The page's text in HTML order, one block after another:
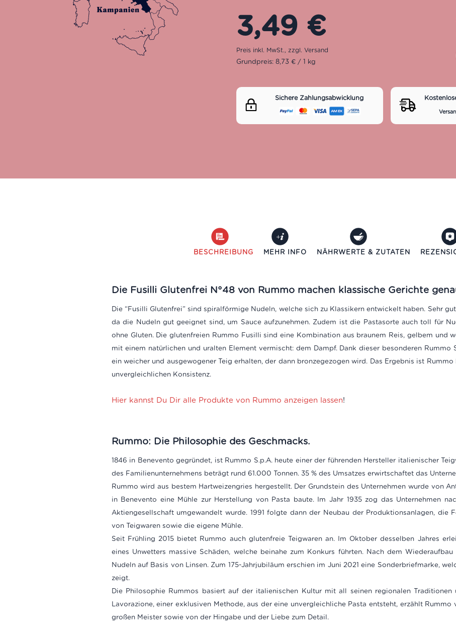
3,49 €
Grundpreis: 8,73 € / 1 kg
Sichere Zahlungsabwicklung
BESCHREIBUNG MEHR INFO NÄHRWERTE & ZUTATEN
Die Fusilli Glutenfrei N°48 von Rummo machen klassische Gerichte
Die “Fusilli Glutenfrei” sind spiralförmige Nudeln, welche sich zu Klassikern entwickelt haben. Sehr
da die Nudeln gut geeignet sind, um Sauce aufzunehmen. Zudem ist die Pastasorte auch toll für
ohne Gluten. Die glutenfreien Rummo Fusilli sind eine Kombination aus braunem Reis, gelbem und
mit einem natürlichen und uralten Element vermischt: dem Dampf. Dank dieser besonderen Rummo
ein weicher und ausgewogener Teig erhalten, der dannbronzegezogen wird. Das Ergebnis ist
unvergleichlichen Konsistenz.
Hier kannst Du Dir alle Produkte von Rummo anzeigen lassen!
Rummo: Die Philosophie des Geschmacks.
1846 in Benevento gegründet, ist Rummo S.p.A. heute einer der führenden Hersteller italienischer
des Familienunternehmens beträgt rund 61.000 Tonnen. 35 % des Umsatzes erwirtschaftet das
Rummo wird aus bestem Hartweizengries hergestellt. Der Grundstein des Unternehmen wurde von
in Benevento eine Mühle zur Herstellung von Pasta baute. Im Jahr 1935 zog das Unternehmen
Aktiengesellschaft umgewandelt wurde. 1991 folgte dann der Neubau der Produktionsanlagen, die
von Teigwaren sowie die eigene Mühle.
Seit Frühling 2015 bietet Rummo auch glutenfreie Teigwaren an. Im Oktober desselben Jahres
eines Unwetters massive Schäden, welche beinahe zum Konkurs führten. Nach dem
Nudeln auf Basis von Linsen. Zum 175-Jahrjubiläum erschien im Juni 2021 eine Sonderbriefmarke,
zeigt.
Die Philosophie Rummos basiert auf der italienischen Kultur mit all seinen regionalen Traditionen
Lavorazione, einer exklusiven Methode, aus der eine unvergleichliche Pasta entsteht, erzählt
großen Meister sowie von der Hingabe und der Liebe zum Detail.